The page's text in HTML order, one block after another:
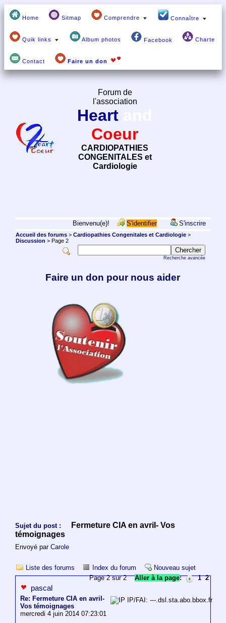
Home Sitmap Comprendre Connaître
Quik links Album photos Facebook Charte
Contact Faire un don
Forum de
l'association
Heart
Coeur
CARDIOPATHIES
CONGENITALES et
Cardiologie
Bienvenu(e)! S'identifier S'inscrire
Accueil des forums> Cardiopathies Congenitales et Cardiologie>
Discussion > Page 2
Recherche avancée
Faire un don pour nous aider
Sujet du post :
Fermeture CIA en avril- Vos
témoignages
Envoyé par Carole
Liste des forums Index du forum
Nouveau sujet
Page 2 sur 2Aller à la page: 1 2
pascal
Re: Fermeture CIA en avril-
Vos témoignages
mercredi 4 juin 2014 07:23:01
IP/FAI: ---.dsl.sta.abo.bbox.fr